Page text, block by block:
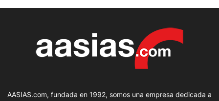
AASIAS.com, fundada en 1992, somos una empresa dedicada a